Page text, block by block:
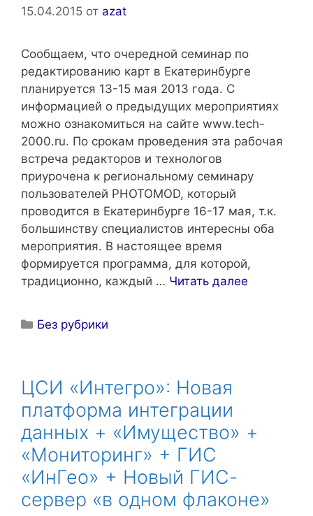
15.04.2015 от azat
Сообщаем, что очередной семинар по
редактированию карт в Екатеринбурге
планируется 13-15 мая 2013 года. С
информацией о предыдущих мероприятиях
можно ознакомиться на сайте www.tech-
2000.ru. По срокам проведения эта рабочая
встреча редакторов и технологов
приурочена к региональному семинару
пользователей PHOTOMOD, который
проводится в Екатеринбурге 16-17 мая, т.к.
большинству специалистов интересны оба
мероприятия. В настоящее время
формируется программа, для которой,
традиционно, каждый … Читать далее
Рубрики
Без рубрики
ЦСИ «Интегро»: Новая
платформа интеграции
данных + «Имущество» +
«Мониторинг» + ГИС
«ИнГео» + Новый ГИС-
сервер «в одном флаконе»